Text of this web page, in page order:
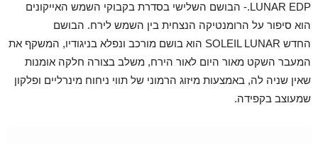
LUNAR EDP.- הבושם השלישי בסדרת בקבוקי השמש האייקונים
הוא סיפור על הרומנטיקה הנצחית בין השמש לירח. הבושם
החדש SOLEIL LUNAR הוא בושם מורכב ונפלא בניגודיו, המשקף את
המעבר השקט מאור היום לאור הירח, משלב בצורה חלקה אומנות
שאין שניה לה, באמצעות מיזוג הרמוני של תווי ניחוח מינרליים ופלקון
שמעוצב בקפידה.